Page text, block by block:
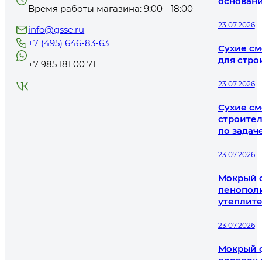
Время работы магазина: 9:00 - 18:00
info@gsse.ru
+7 (495) 646-83-63
+7 985 181 00 71
23.07.2026
Сухие
для
23.07.2026
Сухие
по
23.07.2026
Мокрый
23.07.2026
Мокрый